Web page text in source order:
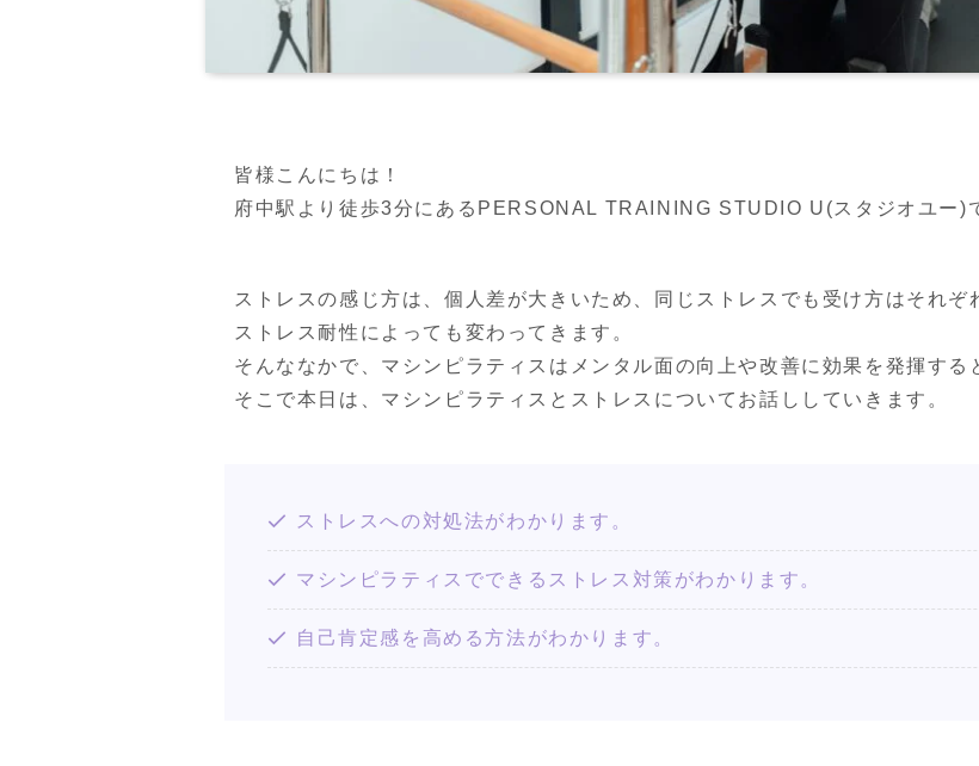
皆様こんにちは！
府中駅より徒歩3分にあるPERSONAL TRAINING STUDIO U(スタジオユー)
ストレスの感じ方は、個人差が大きいため、同じストレスでも受け方はそれ
ストレス耐性によっても変わってきます。
そんななかで、マシンピラティスはメンタル面の向上や改善に効果を発揮する
そこで本日は、マシンピラティスとストレスについてお話ししていきます。
ストレスへの対処法がわかります。
マシンピラティスでできるストレス対策がわかります。
自己肯定感を高める方法がわかります。